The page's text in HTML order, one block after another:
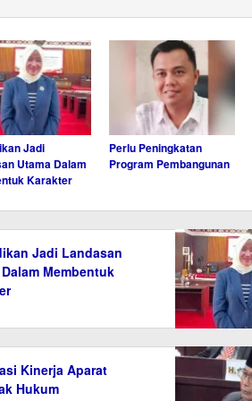
Jadi
Utama Dalam
Karakter
Perlu Peningkatan
Program Pembangunan
Jadi Landasan
Membentuk
Kinerja Aparat
Hukum